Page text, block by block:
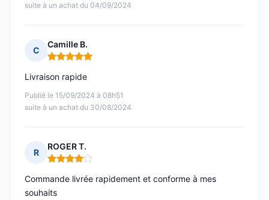
suite à un achat du 04/09/2024
C
Camille B.
Note : 5 sur 5
Publié le 15/09/2024 à 08h51
suite à un achat du 30/08/2024
Livraison rapide
R
ROGER T.
Note : 4 sur 5
Commande livrée rapidement et conforme à mes
souhaits